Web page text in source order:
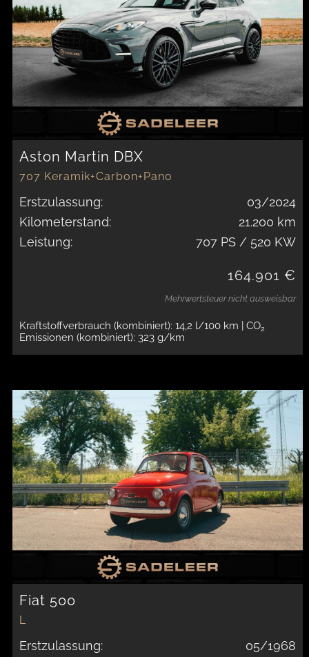
Aston Martin DBX
707 Keramik+Carbon+Pano
Erstzulassung:
03/2024
Kilometerstand:
21.200 km
Leistung:
707 PS / 520 KW
164.901 €
Mehrwertsteuer nicht ausweisbar
Kraftstoffverbrauch (kombiniert): 14,2 l/100 km | CO2
Emissionen (kombiniert): 323 g/km
Fiat 500
L
Erstzulassung:
05/1968